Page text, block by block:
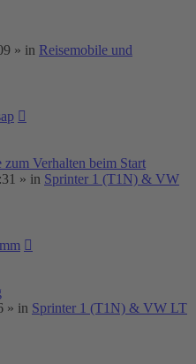
» in Reisemobile und
zum Verhalten beim Start
» in Sprinter 1 (T1N) & VW
» in Sprinter 1 (T1N) & VW LT